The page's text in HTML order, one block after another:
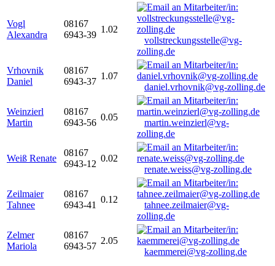
Vogl
Alexandra
08167
6943-39
1.02
vollstreckungsstelle@vg-
zolling.de
Vrhovnik
Daniel
08167
6943-37
1.07
daniel.vrhovnik@vg-zolling.de
Weinzierl
Martin
08167
6943-56
0.05
martin.weinzierl@vg-
zolling.de
Weiß Renate
08167
6943-12
0.02
renate.weiss@vg-zolling.de
Zeilmaier
Tahnee
08167
6943-41
0.12
tahnee.zeilmaier@vg-
zolling.de
Zelmer
Mariola
08167
6943-57
2.05
kaemmerei@vg-zolling.de